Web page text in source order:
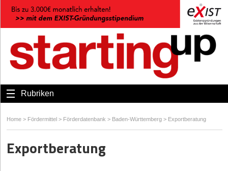
Rubriken
Home > Fördermittel > Förderdatenbank > Baden-Württemberg > Exportberatung
Exportberatung